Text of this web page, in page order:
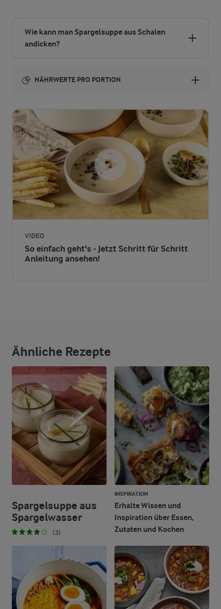
Wie kann man Spargelsuppe aus Schalen
andicken?
NÄHRWERTE PRO PORTION
328 kcal
Ballaststoffe
7,2 g
Eiweiß
8,8 g
Fett
21,5 g
Kohlenhydrate
25,1 g
VIDEO
So einfach geht's - Jetzt Schritt für Schritt
Anleitung ansehen!
Ähnliche Rezepte
Spargelsuppe aus
Spargelwasser
(3)
INSPIRATION
Erhalte Wissen und
Inspiration über Essen,
Zutaten und Kochen